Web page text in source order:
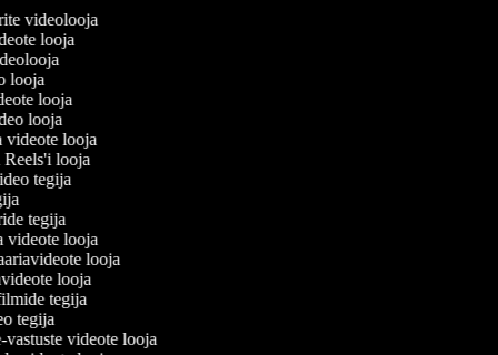
videolooja
looja
looja
looja
looja
videote looja
Reels'i looja
tegija
tegija
videote looja
looja
looja
tegija
tegija
vastuste videote looja